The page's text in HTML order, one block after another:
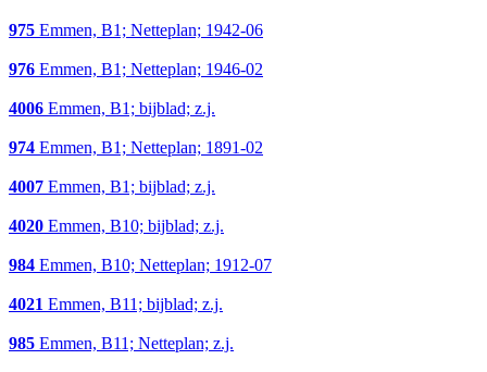
975 Emmen, B1; Netteplan; 1942-06
976 Emmen, B1; Netteplan; 1946-02
4006 Emmen, B1; bijblad; z.j.
974 Emmen, B1; Netteplan; 1891-02
4007 Emmen, B1; bijblad; z.j.
4020 Emmen, B10; bijblad; z.j.
984 Emmen, B10; Netteplan; 1912-07
4021 Emmen, B11; bijblad; z.j.
985 Emmen, B11; Netteplan; z.j.